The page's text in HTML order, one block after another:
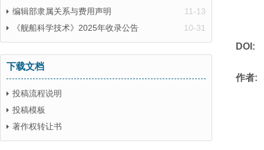
11-13
编辑部隶属关系与费用声明
10-31
《舰船科学技术》2025年收录公告
下载文档
投稿流程说明
投稿模板
著作权转让书
DOI:
作者: